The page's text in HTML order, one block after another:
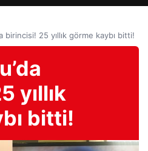
birincisi! 25 yıllık görme kaybı bitti!
yıllık
bitti!